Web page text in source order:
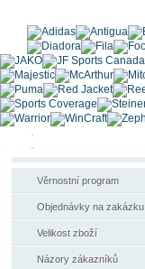
Věrnostní program
Objednávky na zakázku
Velikost zboží
Názory zákazníků